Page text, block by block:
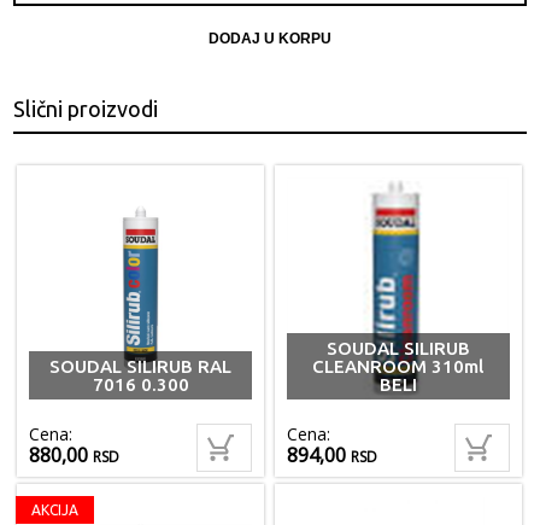
DODAJ U KORPU
Slični proizvodi
SOUDAL SILIRUB RAL
7016 0.300
Cena:
880,00RSD
SOUDAL SILIRUB
CLEANROOM 310ml
BELI
Cena:
894,00RSD
AKCIJA